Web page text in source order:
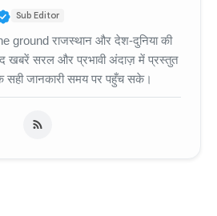
Verified Public Figure •
Sub Editor
ground राजस्थान और देश-दुनिया की
खबरें सरल और प्रभावी अंदाज़ में प्रस्तुत
सही जानकारी समय पर पहुँच सके।